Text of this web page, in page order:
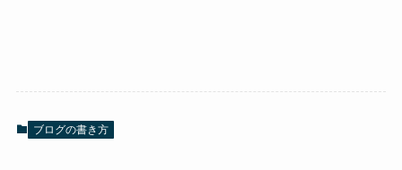
ブログの書き方